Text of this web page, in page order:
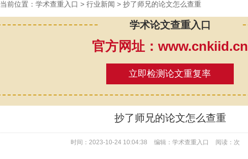
当前位置： 学术查重入口 > 行业新闻 > 抄了师兄的论文怎么查重
学术论文查重入口
官方网址：www.cnkiid.cn
立即检测论文重复率
抄了师兄的论文怎么查重
时间：2023-10-24 10:04:38 编辑：学术查重入口 阅读： 次